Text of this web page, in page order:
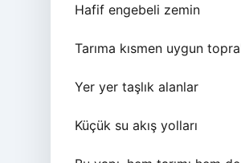
Hafif engebeli zemin
Tarıma kısmen uygun
Yer yer taşlık alanlar
Küçük su akış yolları